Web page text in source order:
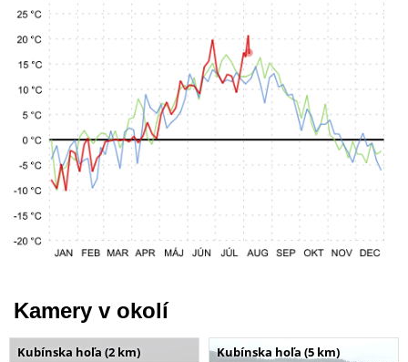
Kamery v okolí
Kubínska hoľa (2 km) Kubínska hoľa (5 km)